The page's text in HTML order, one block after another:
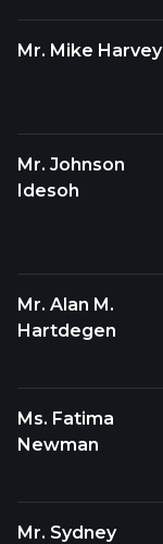
Mr. Mike Harvey
Mr. Johnson
Idesoh
Mr. Alan M.
Hartdegen
Ms. Fatima
Newman
Mr. Sydney